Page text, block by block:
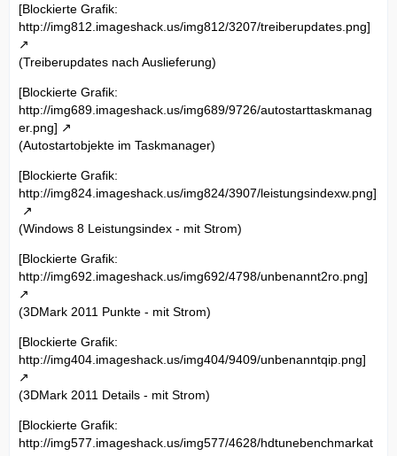
[Blockierte Grafik:
http://img812.imageshack.us/img812/3207/treiberupdates.png]
(Treiberupdates nach Auslieferung)
[Blockierte Grafik:
http://img689.imageshack.us/img689/9726/autostarttaskmanag
er.png]
(Autostartobjekte im Taskmanager)
[Blockierte Grafik:
http://img824.imageshack.us/img824/3907/leistungsindexw.png]
(Windows 8 Leistungsindex - mit Strom)
[Blockierte Grafik:
http://img692.imageshack.us/img692/4798/unbenannt2ro.png]
(3DMark 2011 Punkte - mit Strom)
[Blockierte Grafik:
http://img404.imageshack.us/img404/9409/unbenanntqip.png]
(3DMark 2011 Details - mit Strom)
[Blockierte Grafik:
http://img577.imageshack.us/img577/4628/hdtunebenchmarkat